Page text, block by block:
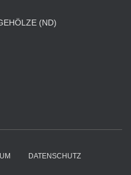
(ND)
DATENSCHUTZ